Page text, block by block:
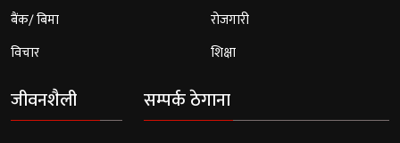
बैंक/ बिमा
विचार
रोजगारी
शिक्षा
जीवनशैली सम्पर्क ठेगाना